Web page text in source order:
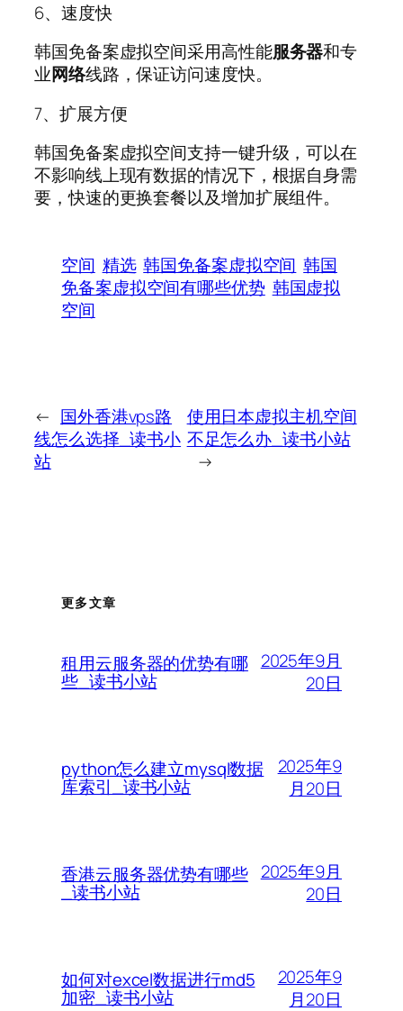
6、速度快
韩国免备案虚拟空间采用高性能服务器和专
业网络线路，保证访问速度快。
7、扩展方便
韩国免备案虚拟空间支持一键升级，可以在
不影响线上现有数据的情况下，根据自身需
要，快速的更换套餐以及增加扩展组件。
空间 精选 韩国免备案虚拟空间 韩国
免备案虚拟空间有哪些优势 韩国虚拟
空间
← 国外香港vps路
线怎么选择_读书小
站
使用日本虚拟主机空间
不足怎么办_读书小站
→
更多文章
租用云服务器的优势有哪
些_读书小站
2025年9月
20日
python怎么建立mysql数据
库索引_读书小站
2025年9
月20日
香港云服务器优势有哪些
_读书小站
2025年9月
20日
如何对excel数据进行md5
加密_读书小站
2025年9
月20日